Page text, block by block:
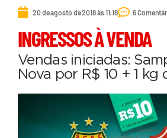
20 de agosto de 2018 às 11:18 6
INGRESSOS À VENDA
Vendas iniciadas:
Nova por R$ 10 + 1 kg